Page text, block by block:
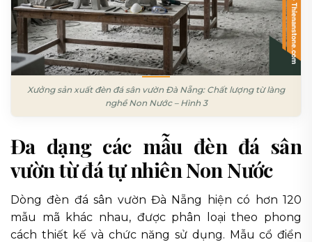
Xưởng sản xuất đèn đá sân vườn Đà Nẵng: Chất lượng từ làng
nghề Non Nước – Hình 3
Đa dạng các mẫu đèn đá sân
vườn từ đá tự nhiên Non Nước
Dòng đèn đá sân vườn Đà Nẵng hiện có hơn 120
mẫu mã khác nhau, được phân loại theo phong
cách thiết kế và chức năng sử dụng. Mẫu cổ điển